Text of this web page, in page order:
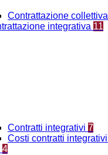
Contrattazione collettiva
integrativa 11
Contratti integrativi 7
Costi contratti integrativi
4